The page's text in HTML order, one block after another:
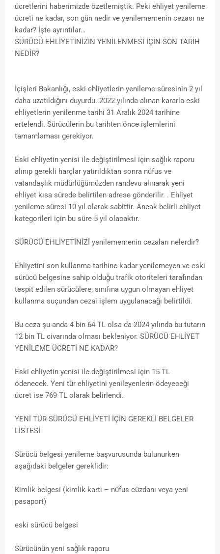
ücretlerini haberimizde özetlemiştik. Peki ehliyet yenileme
ücreti ne kadar, son gün nedir ve yenilememenin cezası ne
kadar? İşte ayrıntılar…
SÜRÜCÜ EHLİYETİNİZİN YENİLENMESİ İÇİN SON TARİH
NEDİR?
İçişleri Bakanlığı, eski ehliyetlerin yenileme süresinin 2 yıl
daha uzatıldığını duyurdu. 2022 yılında alınan kararla eski
ehliyetlerin yenilenme tarihi 31 Aralık 2024 tarihine
ertelendi. Sürücülerin bu tarihten önce işlemlerini
tamamlaması gerekiyor.
Eski ehliyetin yenisi ile değiştirilmesi için sağlık raporu
alınıp gerekli harçlar yatırıldıktan sonra nüfus ve
vatandaşlık müdürlüğümüzden randevu alınarak yeni
ehliyet kısa sürede belirtilen adrese gönderilir. . Ehliyet
yenileme süresi 10 yıl olarak sabittir. Ancak belirli ehliyet
kategorileri için bu süre 5 yıl olacaktır.
SÜRÜCÜ EHLİYETİNİZİ yenilememenin cezaları nelerdir?
Ehliyetini son kullanma tarihine kadar yenilemeyen ve eski
sürücü belgesine sahip olduğu trafik otoriteleri tarafından
tespit edilen sürücülere, sınıfına uygun olmayan ehliyet
kullanma suçundan cezai işlem uygulanacağı belirtildi.
Bu ceza şu anda 4 bin 64 TL olsa da 2024 yılında bu tutarın
12 bin TL civarında olması bekleniyor. SÜRÜCÜ EHLİYET
YENİLEME ÜCRETİ NE KADAR?
Eski ehliyetin yenisi ile değiştirilmesi için 15 TL
ödenecek. Yeni tür ehliyetini yenileyenlerin ödeyeceği
ücret ise 769 TL olarak belirlendi.
YENİ TÜR SÜRÜCÜ EHLİYETİ İÇİN GEREKLİ BELGELER
LİSTESİ
Sürücü belgesi yenileme başvurusunda bulunurken
aşağıdaki belgeler gereklidir:
Kimlik belgesi (kimlik kartı – nüfus cüzdanı veya yeni
pasaport)
eski sürücü belgesi
Sürücünün yeni sağlık raporu